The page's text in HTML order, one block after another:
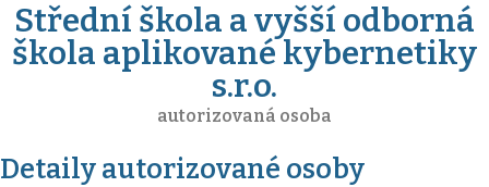
Střední škola a vyšší odborná
škola aplikované kybernetiky
s.r.o.
autorizovaná osoba
Detaily autorizované osoby